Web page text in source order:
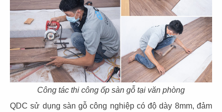
Công tác thi công ốp sàn gỗ tại văn phòng
QDC sử dụng sàn gỗ công nghiệp có độ dày 8mm, đảm
THIẾT KẾ VĂN PHÒNG HỶ LÂM MÔN